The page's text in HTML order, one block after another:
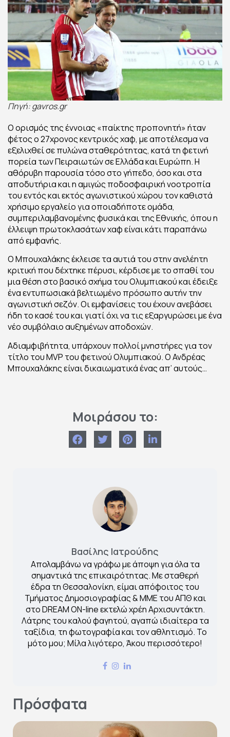
Πηγή: gavros.gr
Ο ορισμός της έννοιας «παίκτης προπονητή» ήταν
φέτος ο 27χρονος κεντρικός χαφ, με αποτέλεσμα να
εξελιχθεί σε πυλώνα σταθερότητας, κατά τη φετινή
πορεία των Πειραιωτών σε Ελλάδα και Ευρώπη. Η
αθόρυβη παρουσία τόσο στο γήπεδο, όσο και στα
αποδυτήρια και η αμιγώς ποδοσφαιρική νοοτροπία
του εντός και εκτός αγωνιστικού χώρου τον καθιστά
χρήσιμο εργαλείο για οποιαδήποτε ομάδα,
συμπεριλαμβανομένης φυσικά και της Εθνικής, όπου η
έλλειψη πρωτοκλασάτων χαφ είναι κάτι παραπάνω
από εμφανής.
Ο Μπουχαλάκης έκλεισε τα αυτιά του στην ανελέητη
κριτική που δέχτηκε πέρυσι, κέρδισε με το σπαθί του
μια θέση στο βασικό σχήμα του Ολυμπιακού και έδειξε
ένα εντυπωσιακά βελτιωμένο πρόσωπο αυτήν την
αγωνιστική σεζόν. Οι εμφανίσεις του έχουν ανεβάσει
ήδη το κασέ του και γιατί όχι να τις εξαργυρώσει με ένα
νέο συμβόλαιο αυξημένων αποδοχών.
Αδιαμφιβήτητα, υπάρχουν πολλοί μνηστήρες για τον
τίτλο του MVP του φετινού Ολυμπιακού. Ο Ανδρέας
Μπουχαλάκης είναι δικαιωματικά ένας απ’ αυτούς…
Μοιράσου το:
Βασίλης Ιατρούδης
Απολαμβάνω να γράφω με άποψη για όλα τα
σημαντικά της επικαιρότητας. Με σταθερή
έδρα τη Θεσσαλονίκη, είμαι απόφοιτος του
Τμήματος Δημοσιογραφίας & ΜΜΕ του ΑΠΘ και
στο DREAM ON-line εκτελώ χρέη Αρχισυντάκτη.
Λάτρης του καλού φαγητού, αγαπώ ιδιαίτερα τα
ταξίδια, τη φωτογραφία και τον αθλητισμό. Το
μότο μου; Μίλα λιγότερο, Άκου περισσότερο!
Πρόσφατα